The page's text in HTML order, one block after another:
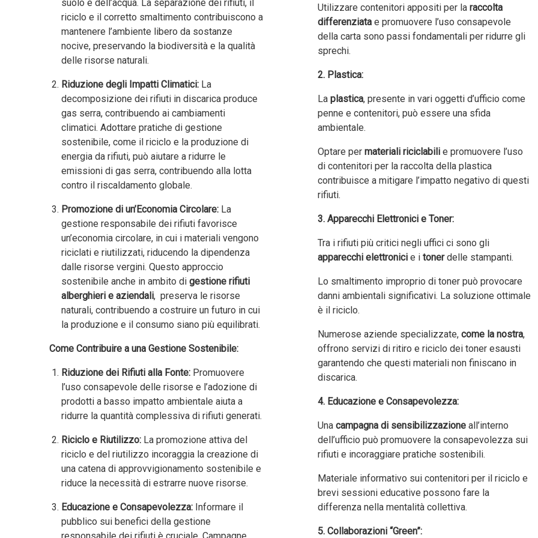
suolo e dell’acqua. La separazione dei rifiuti, il
riciclo e il corretto smaltimento contribuiscono a
mantenere l’ambiente libero da sostanze
nocive, preservando la biodiversità e la qualità
delle risorse naturali.
Riduzione degli Impatti Climatici: La
decomposizione dei rifiuti in discarica produce
gas serra, contribuendo ai cambiamenti
climatici. Adottare pratiche di gestione
sostenibile, come il riciclo e la produzione di
energia da rifiuti, può aiutare a ridurre le
emissioni di gas serra, contribuendo alla lotta
contro il riscaldamento globale.
Promozione di un’Economia Circolare: La
gestione responsabile dei rifiuti favorisce
un’economia circolare, in cui i materiali vengono
riciclati e riutilizzati, riducendo la dipendenza
dalle risorse vergini. Questo approccio
sostenibile anche in ambito di gestione rifiuti
alberghieri e aziendali, preserva le risorse
naturali, contribuendo a costruire un futuro in cui
la produzione e il consumo siano più equilibrati.
Come Contribuire a una Gestione Sostenibile:
Riduzione dei Rifiuti alla Fonte: Promuovere
l’uso consapevole delle risorse e l’adozione di
prodotti a basso impatto ambientale aiuta a
ridurre la quantità complessiva di rifiuti generati.
Riciclo e Riutilizzo: La promozione attiva del
riciclo e del riutilizzo incoraggia la creazione di
una catena di approvvigionamento sostenibile e
riduce la necessità di estrarre nuove risorse.
Educazione e Consapevolezza: Informare il
pubblico sui benefici della gestione
Utilizzare contenitori appositi per la raccolta
differenziata e promuovere l’uso consapevole
della carta sono passi fondamentali per ridurre gli
sprechi.
2. Plastica:
La plastica, presente in vari oggetti d’ufficio come
penne e contenitori, può essere una sfida
ambientale.
Optare per materiali riciclabili e promuovere l’uso
di contenitori per la raccolta della plastica
contribuisce a mitigare l’impatto negativo di questi
rifiuti.
3. Apparecchi Elettronici e Toner:
Tra i rifiuti più critici negli uffici ci sono gli
apparecchi elettronici e i tonerdelle stampanti.
Lo smaltimento improprio di toner può provocare
danni ambientali significativi. La soluzione ottimale
è il riciclo.
Numerose aziende specializzate, come la nostra,
offrono servizi di ritiro e riciclo dei toner esausti
garantendo che questi materiali non finiscano in
discarica.
4. Educazione e Consapevolezza:
Una campagna di sensibilizzazione all’interno
dell’ufficio può promuovere la consapevolezza sui
rifiuti e incoraggiare pratiche sostenibili.
Materiale informativo sui contenitori per il riciclo e
brevi sessioni educative possono fare la
differenza nella mentalità collettiva.
5. Collaborazioni “Green”: